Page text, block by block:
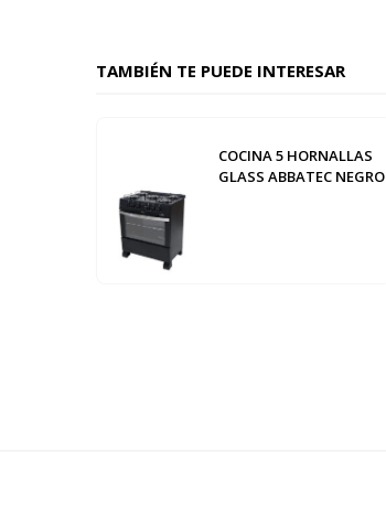
TAMBIÉN TE PUEDE INTERESAR
COCINA 5 HORNALLAS
GLASS ABBATEC NEGRO